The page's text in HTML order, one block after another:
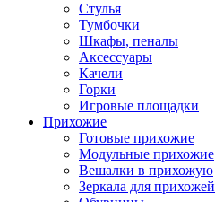
Стулья
Тумбочки
Шкафы, пеналы
Аксессуары
Качели
Горки
Игровые площадки
Прихожие
Готовые прихожие
Модульные прихожие
Вешалки в прихожую
Зеркала для прихожей